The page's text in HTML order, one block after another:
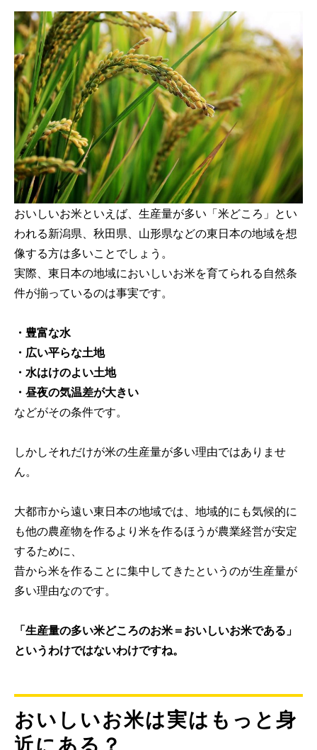
おいしいお米といえば、生産量が多い「米どころ」とい
われる新潟県、秋田県、山形県などの東日本の地域を想
像する方は多いことでしょう。
実際、東日本の地域においしいお米を育てられる自然条
件が揃っているのは事実です。
・豊富な水
・広い平らな土地
・水はけのよい土地
・昼夜の気温差が大きい
などがその条件です。
しかしそれだけが米の生産量が多い理由ではありませ
ん。
大都市から遠い東日本の地域では、地域的にも気候的に
も他の農産物を作るより米を作るほうが農業経営が安定
するために、
昔から米を作ることに集中してきたというのが生産量が
多い理由なのです。
「生産量の多い米どころのお米＝おいしいお米である」
というわけではないわけですね。
おいしいお米は実はもっと身
近にある？